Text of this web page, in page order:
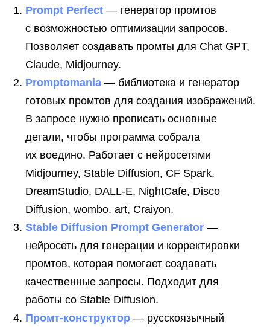
Prompt Perfect — генератор промтов
с возможностью оптимизации запросов.
Позволяет создавать промты для Chat GPT,
Claude, Midjourney.
Promptomania — библиотека и генератор
готовых промтов для создания изображений.
В запросе нужно прописать основные
детали, чтобы программа собрала
их воедино. Работает с нейросетями
Midjourney, Stable Diffusion, CF Spark,
DreamStudio, DALL-E, NightCafe, Disco
Diffusion, wombo. art, Craiyon.
Stable Diffusion Prompt Generator —
нейросеть для генерации и корректировки
промтов, которая помогает создавать
качественные запросы. Подходит для
работы со Stable Diffusion.
Промт-конструктор — русскоязычный
в контексте диджитал
Больше полезного контента — в нашем
Telegram-канале. Подписывайтесь!
Подписаться
Читайте также